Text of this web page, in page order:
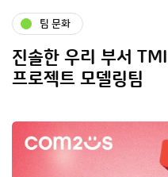
팀 문화
진솔한 우리 부서
프로젝트 모델링팀